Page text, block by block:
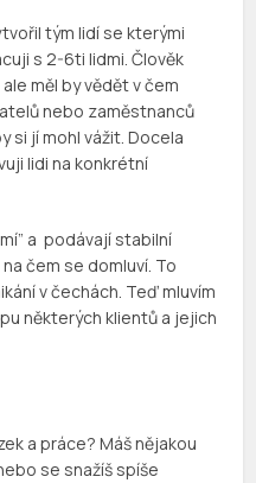
tým lidí se kterými
s 2-6ti lidmi. Člověk
měl by vědět v čem
nebo zaměstnanců
si jí mohl vážit. Docela
lidi na konkrétní
a podávají stabilní
čem se domluví. To
v čechách. Teď mluvím
některých klientů a jejich
a práce? Máš nějakou
se snažíš spíše